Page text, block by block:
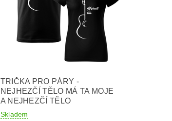
TRIČKA PRO PÁRY -
NEJHEZČÍ TĚLO MÁ TA MOJE
A NEJHEZČÍ TĚLO
Skladem